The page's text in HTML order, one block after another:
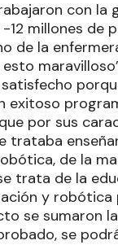
con la
12 millones de
de la
exitoso
por sus
trataba
de la
trata de la
y robótica
se sumaron
se